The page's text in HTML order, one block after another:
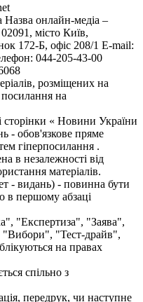
Назва онлайн-медіа –
місто Київ,
172-Б, офіс 208/1 E-mail:
044-205-43-00
розміщених на
посилання на
сторінки « Новини України
- обов'язкове пряме
гіперпосилання .
в незалежності від
матеріалів.
- видань) - повинна бути
в першому абзаці
"Експертиза", "Заява",
"Тест-драйв",
на правах
спільно з
передрук, чи наступне